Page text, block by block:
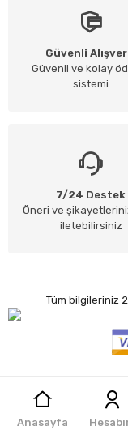
Güvenli
Güvenli ve kolay
sistemi
7/24 Destek
Öneri ve
iletebilirsiniz
Tüm bilgileriniz
AnasayfaJet Teknoloji